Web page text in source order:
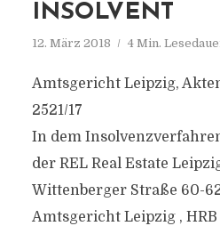
INSOLVENT
12. März 2018 4 Min.
Amtsgericht Leipzig,
2521/17
In dem
der REL Real Estate
Wittenberger Straße 60-
Amtsgericht Leipzig , HRB